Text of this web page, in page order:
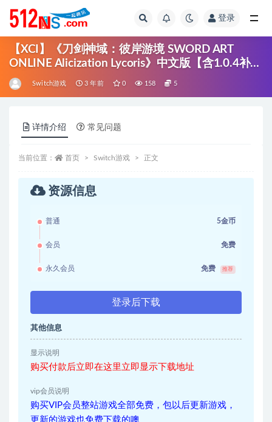
登录
【XCI】《刀剑神域：彼岸游境 SWORD ART
ONLINE Alicization Lycoris》中文版【含1.0.4补
丁】
Switch游戏 3 年前 0 158 5
详情介绍 常见问题
当前位置： 首页 Switch游戏 正文
资源信息
普通 5金币
会员 免费
永久会员 免费 推荐
登录后下载
其他信息
显示说明
购买付款后立即在这里立即显示下载地址
vip会员说明
购买VIP会员整站游戏全部免费，包以后更新游戏，
更新的游戏也免费下载的噢